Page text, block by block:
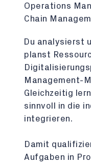
Operations
Chain
Du analysierst
planst
Management-
Gleichzeitig
sinnvoll in die
integrieren.
Damit
Aufgaben in